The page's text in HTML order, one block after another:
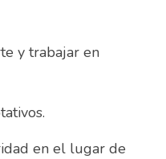
y trabajar en
en el lugar de